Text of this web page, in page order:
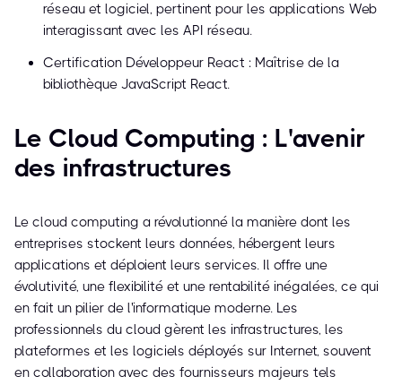
réseau et logiciel, pertinent pour les applications Web
interagissant avec les API réseau.
Certification Développeur React : Maîtrise de la
bibliothèque JavaScript React.
Le Cloud Computing : L'avenir
des infrastructures
Le cloud computing a révolutionné la manière dont les
entreprises stockent leurs données, hébergent leurs
applications et déploient leurs services. Il offre une
évolutivité, une flexibilité et une rentabilité inégalées, ce qui
en fait un pilier de l'informatique moderne. Les
professionnels du cloud gèrent les infrastructures, les
plateformes et les logiciels déployés sur Internet, souvent
en collaboration avec des fournisseurs majeurs tels